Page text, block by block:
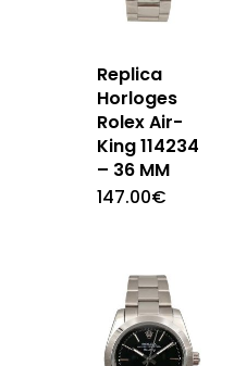
Replica
Horloges
Rolex Air-
King 114234
– 36 MM
147.00€